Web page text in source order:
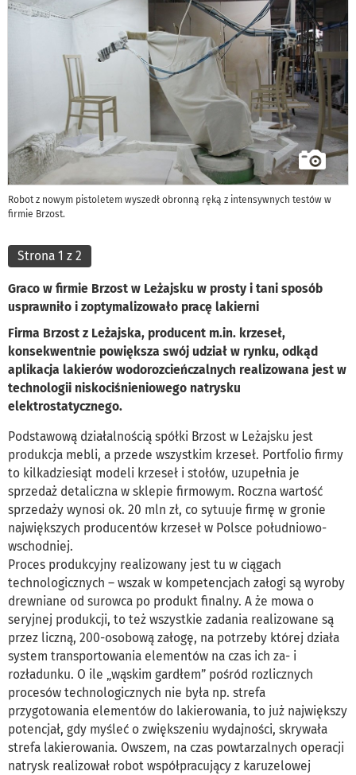
Robot z nowym pistoletem wyszedł obronną ręką z intensywnych testów w
firmie Brzost.
Strona 1 z 2
Graco w firmie Brzost w Leżajsku w prosty i tani sposób
usprawniło i zoptymalizowało pracę lakierni
Firma Brzost z Leżajska, producent m.in. krzeseł,
konsekwentnie powiększa swój udział w rynku, odkąd
aplikacja lakierów wodorozcieńczalnych realizowana jest w
technologii niskociśnieniowego natrysku
elektrostatycznego.
Podstawową działalnością spółki Brzost w Leżajsku jest
produkcja mebli, a przede wszystkim krzeseł. Portfolio firmy
to kilkadziesiąt modeli krzeseł i stołów, uzupełnia je
sprzedaż detaliczna w sklepie firmowym. Roczna wartość
sprzedaży wynosi ok. 20 mln zł, co sytuuje firmę w gronie
największych producentów krzeseł w Polsce południowo-
wschodniej.
Proces produkcyjny realizowany jest tu w ciągach
technologicznych – wszak w kompetencjach załogi są wyroby
drewniane od surowca po produkt finalny. A że mowa o
seryjnej produkcji, to też wszystkie zadania realizowane są
przez liczną, 200-osobową załogę, na potrzeby której działa
system transportowania elementów na czas ich za- i
rozładunku. O ile „wąskim gardłem” pośród rozlicznych
procesów technologicznych nie była np. strefa
przygotowania elementów do lakierowania, to już największy
potencjał, gdy myśleć o zwiększeniu wydajności, skrywała
strefa lakierowania. Owszem, na czas powtarzalnych operacji
natrysk realizował robot współpracujący z karuzelowej